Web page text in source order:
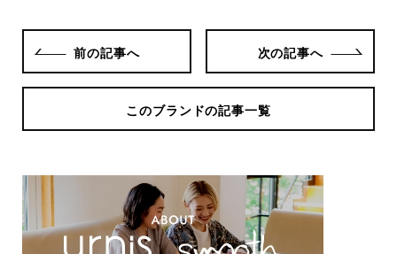
前の記事へ 次の記事へ
このブランドの記事一覧